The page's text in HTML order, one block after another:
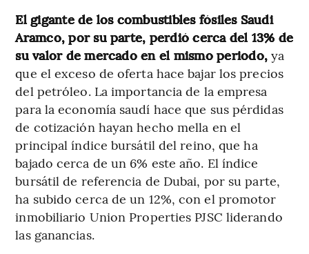
El gigante de los combustibles fósiles Saudi
Aramco, por su parte, perdió cerca del 13% de
su valor de mercado en el mismo periodo,ya
que el exceso de oferta hace bajar los precios
del petróleo. La importancia de la empresa
para la economía saudí hace que sus pérdidas
de cotización hayan hecho mella en el
principal índice bursátil del reino, que ha
bajado cerca de un 6% este año. El índice
bursátil de referencia de Dubai, por su parte,
ha subido cerca de un 12%, con el promotor
inmobiliario Union Properties PJSC liderando
las ganancias.